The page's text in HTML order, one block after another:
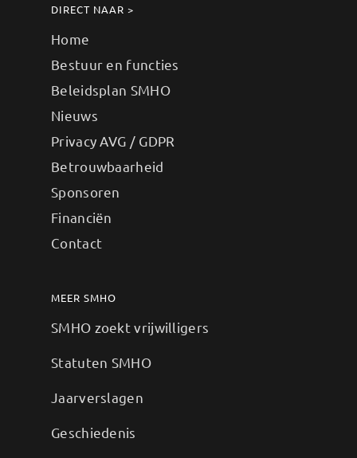
DIRECT NAAR >
Home
Bestuur en functies
Beleidsplan SMHO
Nieuws
Privacy AVG / GDPR
Betrouwbaarheid
Sponsoren
Financiën
Contact
MEER SMHO
SMHO zoekt vrijwilligers
Statuten SMHO
Jaarverslagen
Geschiedenis